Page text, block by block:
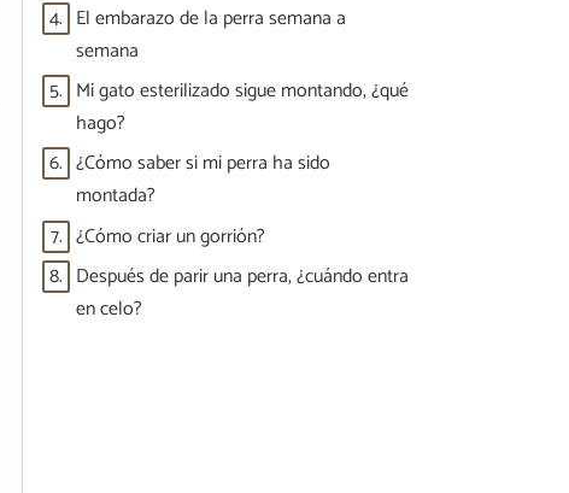
4. El embarazo de la perra semana a
semana
5. Mi gato esterilizado sigue montando, ¿qué
hago?
6. ¿Cómo saber si mi perra ha sido
montada?
7. ¿Cómo criar un gorrión?
8. Después de parir una perra, ¿cuándo entra
en celo?